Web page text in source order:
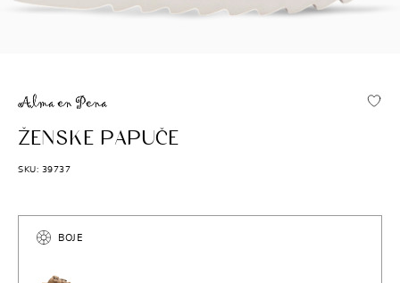
ALMA EN PENA
ŽENSKE PAPUČE
SKU: 39737
BOJE